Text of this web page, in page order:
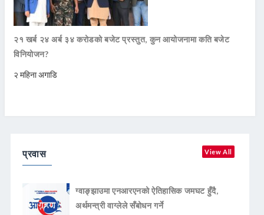
२१ खर्ब २४ अर्ब ३४ करोडको बजेट प्रस्तुत, कुन आयोजनामा कति बजेट
विनियोजन?
२ महिना अगाडि
प्रवास View All
ग्वाङ्झाउमा एनआरएनको ऐतिहासिक जमघट हुँदै,
अर्थमन्त्री वाग्लेले सँबोधन गर्ने